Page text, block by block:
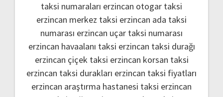
taksi numaraları erzincan otogar taksi
erzincan merkez taksi erzincan ada taksi
numarası erzincan uçar taksi numarası
erzincan havaalanı taksi erzincan taksi durağı
erzincan çiçek taksi erzincan korsan taksi
erzincan taksi durakları erzincan taksi fiyatları
erzincan araştırma hastanesi taksi erzincan